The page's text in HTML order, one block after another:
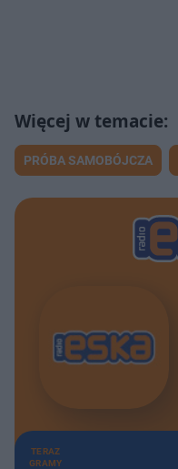
PRÓBA SAMOBÓJCZA
TERAZ
GRAMY